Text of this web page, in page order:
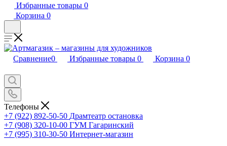
Избранные товары 0
Корзина 0
Сравнение0 Избранные товары 0 Корзина 0
Телефоны
+7 (922) 892-50-50 Драмтеатр остановка
+7 (908) 320-10-00 ГУМ Гагаринский
+7 (995) 310-30-50 Интернет-магазин